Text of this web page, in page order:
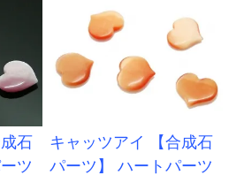
石
ツ
キャッツアイ 【合成石
パーツ】 ハートパーツ